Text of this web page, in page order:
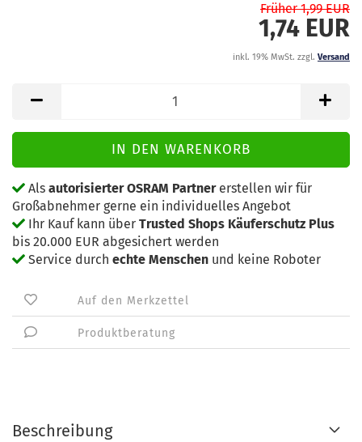
Früher 1,99 EUR
1,74 EUR
inkl. 19% MwSt. zzgl. Versand
Als autorisierter OSRAM Partnererstellen wir für
Großabnehmer gerne ein individuelles Angebot
Ihr Kauf kann über Trusted Shops Käuferschutz Plus
bis 20.000 EUR abgesichert werden
Service durch echte Menschen und keine Roboter
Auf den Merkzettel
Produktberatung
Beschreibung